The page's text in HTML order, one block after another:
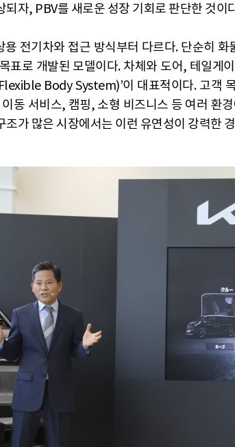
되자, PBV를 새로운 성장 기회로 판단한 것이
용 전기차와 접근 방식부터 다르다. 단순히
표로 개발된 모델이다. 차체와 도어, 테일게
Body System)’이 대표적이다. 고객
동 서비스, 캠핑, 소형 비즈니스 등 여러 환
조가 많은 시장에서는 이런 유연성이 강력한